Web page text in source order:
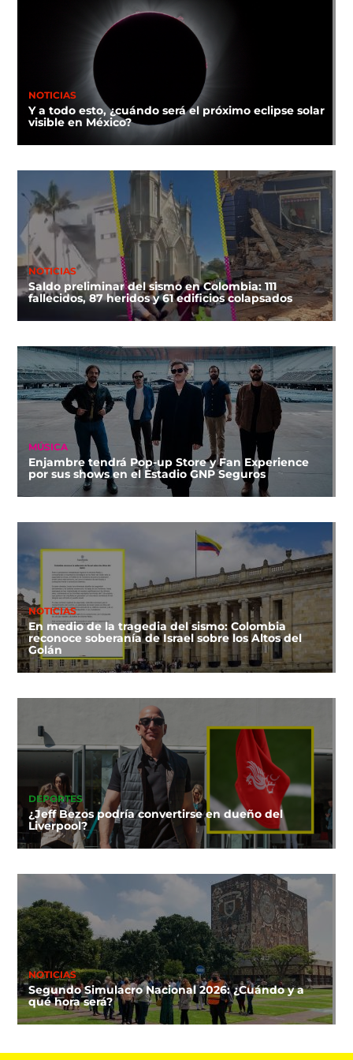
NOTICIAS
Y a todo esto, ¿cuándo será el próximo eclipse solar
visible en México?
NOTICIAS
Saldo preliminar del sismo en Colombia: 111
fallecidos, 87 heridos y 61 edificios colapsados
MÚSICA
Enjambre tendrá Pop-up Store y Fan Experience
por sus shows en el Estadio GNP Seguros
NOTICIAS
En medio de la tragedia del sismo: Colombia
reconoce soberanía de Israel sobre los Altos del
Golán
DEPORTES
¿Jeff Bezos podría convertirse en dueño del
Liverpool?
NOTICIAS
Segundo Simulacro Nacional 2026: ¿Cuándo y a
qué hora será?